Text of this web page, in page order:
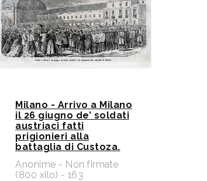
Milano - Arrivo a Milano
il 26 giugno de’ soldati
austriaci fatti
prigionieri alla
battaglia di Custoza.
Anonime - Non firmate
(800 xilo) - 163